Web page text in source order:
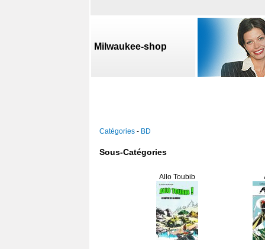
Milwaukee-shop
Catégories- BD
Sous-Catégories
Allo Toubib